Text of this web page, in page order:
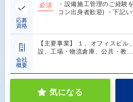
応募
資格
必須
・設備施工管理のご経験
コン出身者歓迎) ・下記
会社
概要
【主要事業】 １、オフィスビ
設、工場・物流倉庫、公共・教…
気になる